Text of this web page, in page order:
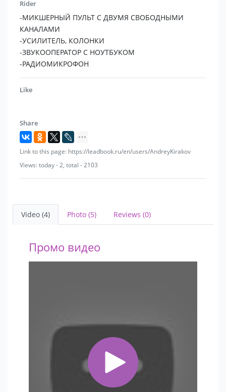
Rider
-МИКШЕРНЫЙ ПУЛЬТ С ДВУМЯ СВОБОДНЫМИ
КАНАЛАМИ
-УСИЛИТЕЛЬ, КОЛОНКИ
-ЗВУКООПЕРАТОР С НОУТБУКОМ
-РАДИОМИКРОФОН
Like
Share
Link to this page: https://leadbook.ru/en/users/AndreyKirakov
Views: today - 2, total - 2103
Video (4) Photo (5) Reviews (0)
Промо видео